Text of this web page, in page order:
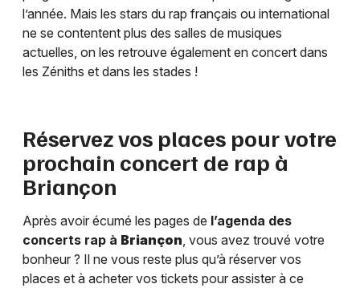
l’année. Mais les stars du rap français ou international
ne se contentent plus des salles de musiques
actuelles, on les retrouve également en concert dans
les Zéniths et dans les stades !
Réservez vos places pour votre
prochain concert de rap à
Briançon
Après avoir écumé les pages de l’agenda des
concerts rap à Briançon, vous avez trouvé votre
bonheur ? Il ne vous reste plus qu’à réserver vos
places et à acheter vos tickets pour assister à ce